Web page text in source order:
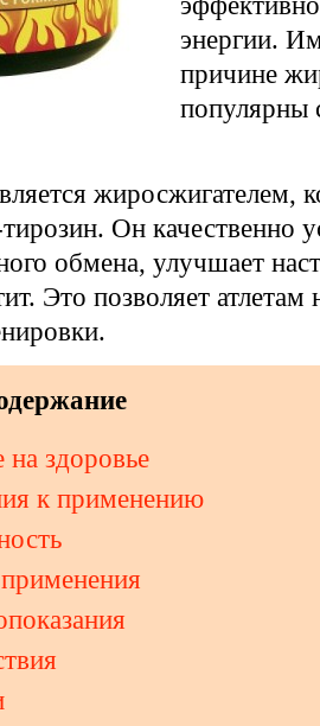
энергии.
причине
популярны
жиросжигателем,
Он качественно
обмена, улучшает
Это позволяет атлетам
на здоровье
к применению